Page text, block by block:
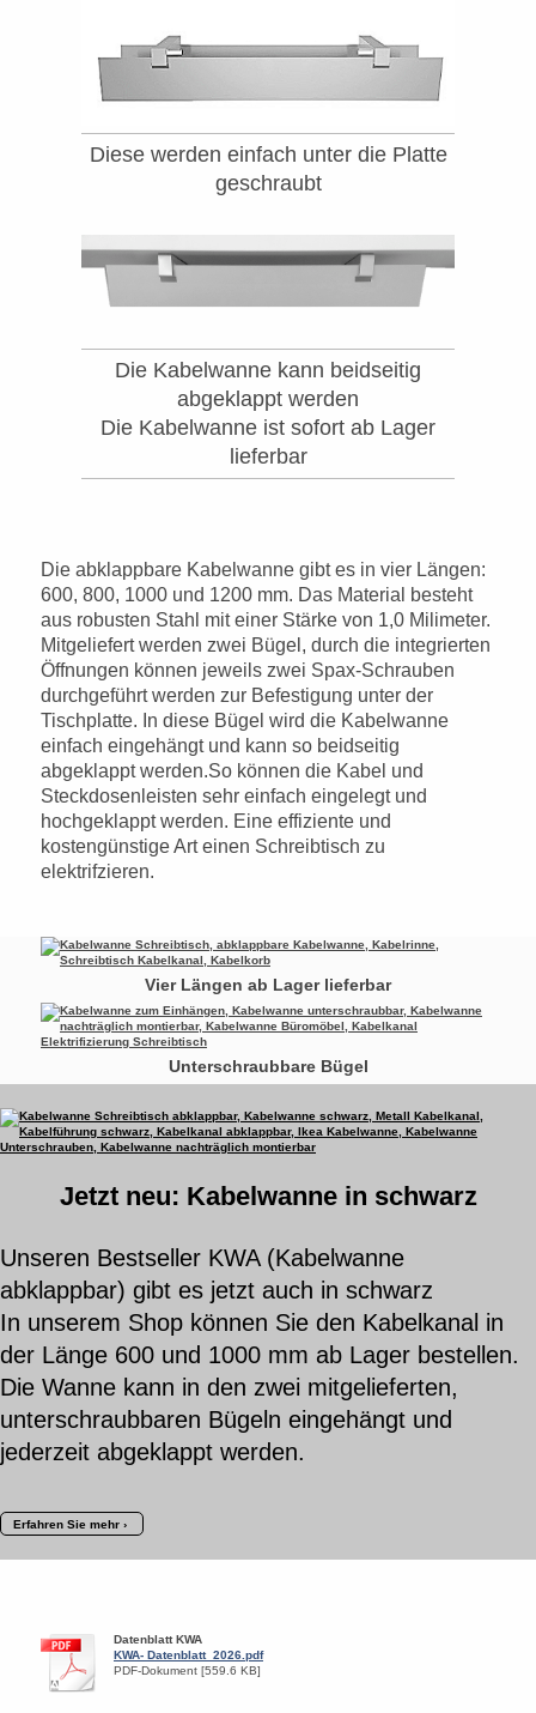
Diese werden einfach unter die Platte
geschraubt
Die Kabelwanne kann beidseitig
abgeklappt werden
Die Kabelwanne ist sofort ab Lager
lieferbar
Die abklappbare Kabelwanne gibt es in vier Längen:
600, 800, 1000 und 1200 mm. Das Material besteht
aus robusten Stahl mit einer Stärke von 1,0 Milimeter.
Mitgeliefert werden zwei Bügel, durch die integrierten
Öffnungen können jeweils zwei Spax-Schrauben
durchgeführt werden zur Befestigung unter der
Tischplatte. In diese Bügel wird die Kabelwanne
einfach eingehängt und kann so beidseitig
abgeklappt werden.So können die Kabel und
Steckdosenleisten sehr einfach eingelegt und
hochgeklappt werden. Eine effiziente und
kostengünstige Art einen Schreibtisch zu
elektrifzieren.
Vier Längen ab Lager lieferbar
Unterschraubbare Bügel
Jetzt neu: Kabelwanne in schwarz
Unseren Bestseller KWA (Kabelwanne
abklappbar) gibt es jetzt auch in schwarz
In unserem Shop können Sie den Kabelkanal in
der Länge 600 und 1000 mm ab Lager bestellen.
Die Wanne kann in den zwei mitgelieferten,
unterschraubbaren Bügeln eingehängt und
jederzeit abgeklappt werden.
Erfahren Sie mehr
Datenblatt KWA
KWA- Datenblatt_2026.pdf
PDF-Dokument [559.6 KB]